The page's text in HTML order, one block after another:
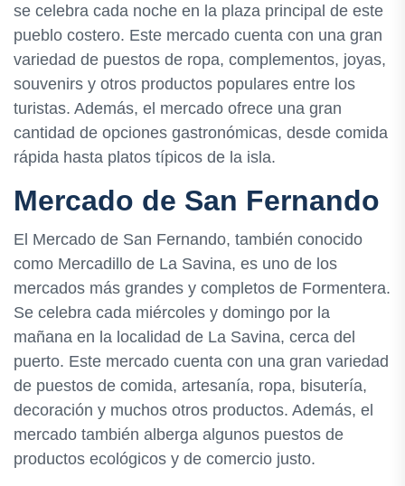
se celebra cada noche en la plaza principal de este
pueblo costero. Este mercado cuenta con una gran
variedad de puestos de ropa, complementos, joyas,
souvenirs y otros productos populares entre los
turistas. Además, el mercado ofrece una gran
cantidad de opciones gastronómicas, desde comida
rápida hasta platos típicos de la isla.
Mercado de San Fernando
El Mercado de San Fernando, también conocido
como Mercadillo de La Savina, es uno de los
mercados más grandes y completos de Formentera.
Se celebra cada miércoles y domingo por la
mañana en la localidad de La Savina, cerca del
puerto. Este mercado cuenta con una gran variedad
de puestos de comida, artesanía, ropa, bisutería,
decoración y muchos otros productos. Además, el
mercado también alberga algunos puestos de
productos ecológicos y de comercio justo.